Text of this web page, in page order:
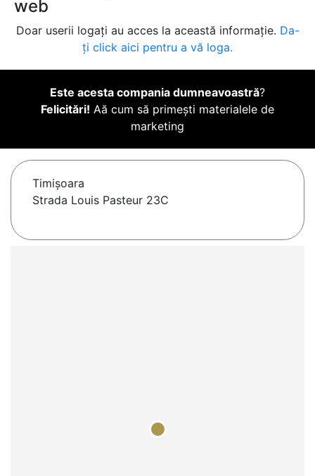
web
Doar userii logați au acces la această informație. Da-
ți click aici pentru a vă loga.
Este acesta compania dumneavoastră?
Felicitări! Aă cum să primești materialele de
marketing
Timişoara
Strada Louis Pasteur 23C